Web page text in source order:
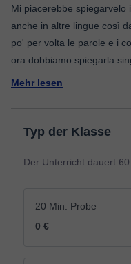
Mi piacerebbe spiegarvelo
anche in altre lingue così
po' per volta le parole e i
ora dobbiamo spiegarla
Mehr lesen
Typ der Klasse
Der Unterricht dauert 60
20 Min. Probe
0 €